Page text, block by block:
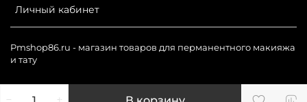
Личный кабинет
Pmshop86.ru - магазин товаров для перманентного макияжа
и тату